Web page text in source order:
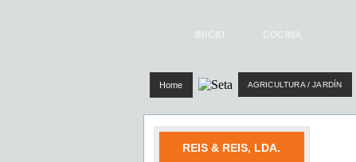
INICIO COCINA
Home AGRICULTURA / JARDÍN
REIS & REIS, LDA.